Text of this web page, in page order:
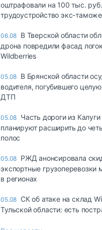
оштрафовали на 100 тыс.
трудоустройство экс-
06.08 В Тверской области
дрона повредили фасад
Wildberries
05.08 В Брянской области
водителя, погубившего
ДТП
05.08 Часть дороги из
планируют расширить до
полос
05.08 РЖД анонсировала
экспортные грузоперевозки
в регионах
05.08 СК об атаке на склад
Тульской области: есть